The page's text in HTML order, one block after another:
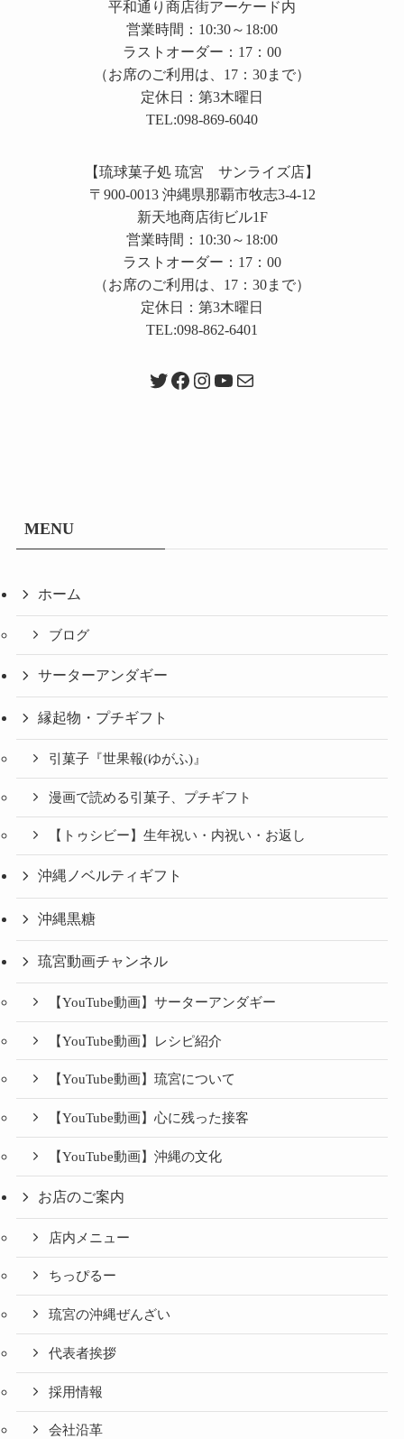
平和通り商店街アーケード内
営業時間：10:30～18:00
ラストオーダー：17：00
（お席のご利用は、17：30まで）
定休日：第3木曜日
TEL:098-869-6040
【琉球菓子処 琉宮 サンライズ店】
〒900-0013 沖縄県那覇市牧志3-4-12
新天地商店街ビル1F
営業時間：10:30～18:00
ラストオーダー：17：00
（お席のご利用は、17：30まで）
定休日：第3木曜日
TEL:098-862-6401
Twitter
Facebook
Instagram
YouTube
メール
MENU
ホーム
ブログ
サーターアンダギー
縁起物・プチギフト
引菓子『世果報(ゆがふ)』
漫画で読める引菓子、プチギフト
【トゥシビー】生年祝い・内祝い・お返し
沖縄ノベルティギフト
沖縄黒糖
琉宮動画チャンネル
【YouTube動画】サーターアンダギー
【YouTube動画】レシピ紹介
【YouTube動画】琉宮について
【YouTube動画】心に残った接客
【YouTube動画】沖縄の文化
お店のご案内
店内メニュー
ちっぴるー
琉宮の沖縄ぜんざい
代表者挨拶
採用情報
会社沿革